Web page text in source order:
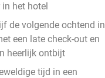
het hotel
de volgende ochtend in
een late check-out en
heerlijk ontbijt
tijd in een